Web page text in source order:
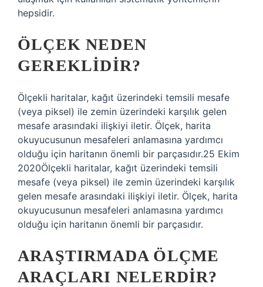
hepsidir.
ÖLÇEK NEDEN
GEREKLIDIR?
Ölçekli haritalar, kağıt üzerindeki temsili mesafe
(veya piksel) ile zemin üzerindeki karşılık gelen
mesafe arasındaki ilişkiyi iletir. Ölçek, harita
okuyucusunun mesafeleri anlamasına yardımcı
olduğu için haritanın önemli bir parçasıdır.25 Ekim
2020Ölçekli haritalar, kağıt üzerindeki temsili
mesafe (veya piksel) ile zemin üzerindeki karşılık
gelen mesafe arasındaki ilişkiyi iletir. Ölçek, harita
okuyucusunun mesafeleri anlamasına yardımcı
olduğu için haritanın önemli bir parçasıdır.
ARAŞTIRMADA ÖLÇME
ARAÇLARI NELERDIR?